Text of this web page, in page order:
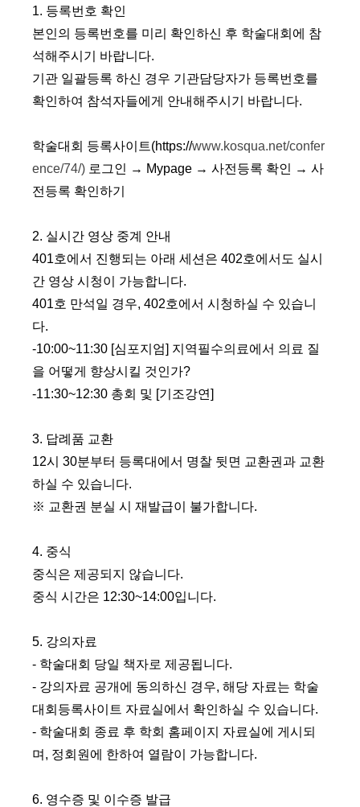
1. 등록번호 확인
본인의 등록번호를 미리 확인하신 후 학술대회에 참
석해주시기 바랍니다.
기관 일괄등록 하신 경우 기관담당자가 등록번호를
확인하여 참석자들에게 안내해주시기 바랍니다.
학술대회 등록사이트(https://www.kosqua.net/confer
ence/74/) 로그인 → Mypage → 사전등록 확인 →​ 사
전등록 확인하기
2. 실시간 영상 중계 안내
401호에서 진행되는 아래 세션은 402호에서도 실시
간 영상 시청이 가능합니다.
401호 만석일 경우, 402호에서 시청하실 수 있습니
다.
-10:00~11:30 [심포지엄] 지역필수의료에서 의료 질
을 어떻게 향상시킬 것인가?
-11:30~12:30 총회 및 [기조강연]
3. 답례품 교환
12시 30분부터 등록대에서 명찰 뒷면 교환권과 교환
하실 수 있습니다.
※ 교환권 분실 시 재발급이 불가합니다.
4. 중식
중식은 제공되지 않습니다.
중식 시간은 12:30~14:00입니다.
5. 강의자료
- 학술대회 당일 책자로 제공됩니다.
- 강의자료 공개에 동의하신 경우, 해당 자료는 학술
대회등록사이트 자료실에서 확인하실 수 있습니다.
- 학술대회 종료 후 학회 홈페이지 자료실에 게시되
며 , 정회원에 한하여 열람이 가능합니다.
6. 영수증 및 이수증 발급